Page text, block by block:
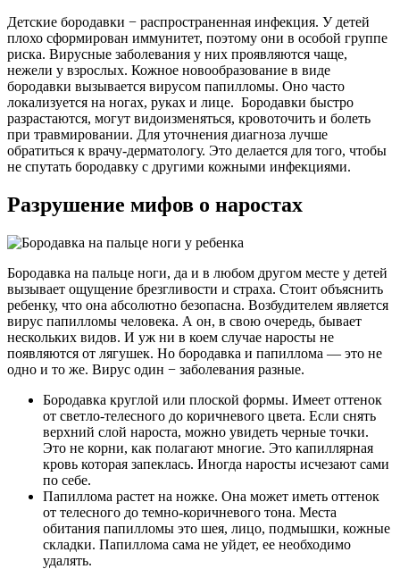
Детские бородавки − распространенная инфекция. У детей
плохо сформирован иммунитет, поэтому они в особой группе
риска. Вирусные заболевания у них проявляются чаще,
нежели у взрослых. Кожное новообразование в виде
бородавки вызывается вирусом папилломы. Оно часто
локализуется на ногах, руках и лице. Бородавки быстро
разрастаются, могут видоизменяться, кровоточить и болеть
при травмировании. Для уточнения диагноза лучше
обратиться к врачу-дерматологу. Это делается для того, чтобы
не спутать бородавку с другими кожными инфекциями.
Разрушение мифов о наростах
Бородавка на пальце ноги, да и в любом другом месте у детей
вызывает ощущение брезгливости и страха. Стоит объяснить
ребенку, что она абсолютно безопасна. Возбудителем является
вирус папилломы человека. А он, в свою очередь, бывает
нескольких видов. И уж ни в коем случае наросты не
появляются от лягушек. Но бородавка и папиллома — это не
одно и то же. Вирус один − заболевания разные.
Бородавка круглой или плоской формы. Имеет оттенок
от светло-телесного до коричневого цвета. Если снять
верхний слой нароста, можно увидеть черные точки.
Это не корни, как полагают многие. Это капиллярная
кровь которая запеклась. Иногда наросты исчезают сами
по себе.
Папиллома растет на ножке. Она может иметь оттенок
от телесного до темно-коричневого тона. Места
обитания папилломы это шея, лицо, подмышки, кожные
складки. Папиллома сама не уйдет, ее необходимо
удалять.